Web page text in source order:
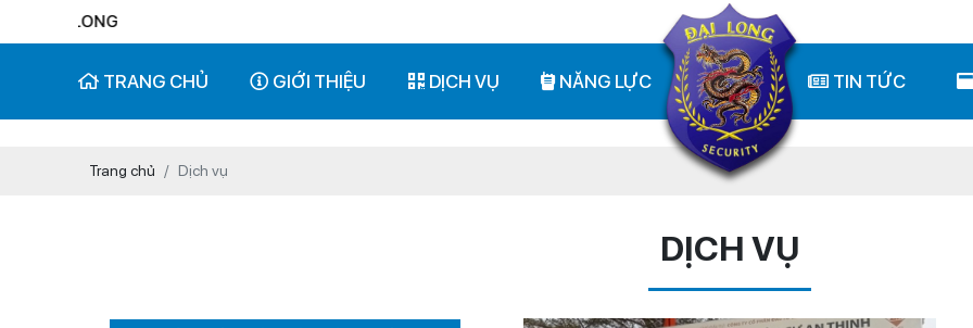
ĐẠI LONG
TRANG CHỦ GIỚI THIỆU DỊCH VỤ NĂNG LỰC TIN TỨC
Trang chủ Dịch vụ
DỊCH VỤ